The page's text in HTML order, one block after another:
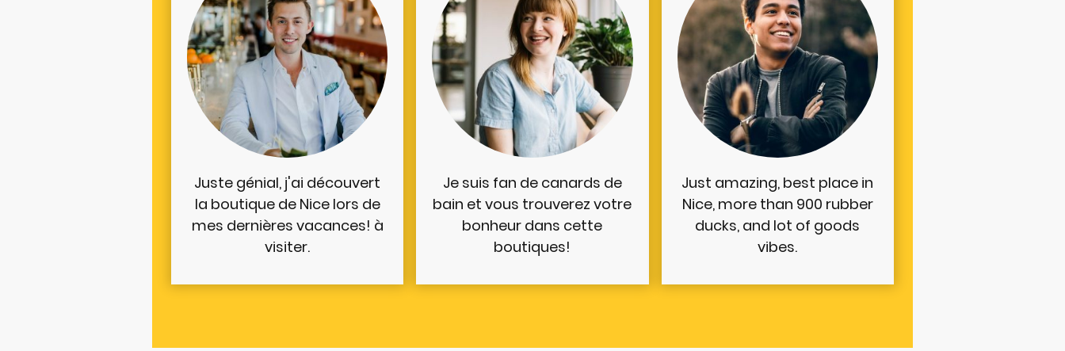
Juste génial, j'ai découvert
la boutique de Nice lors de
mes dernières vacances! à
visiter.
Je suis fan de canards de
bain et vous trouverez votre
bonheur dans cette
boutiques!
Just amazing, best place in
Nice, more than 900 rubber
ducks, and lot of goods
vibes.